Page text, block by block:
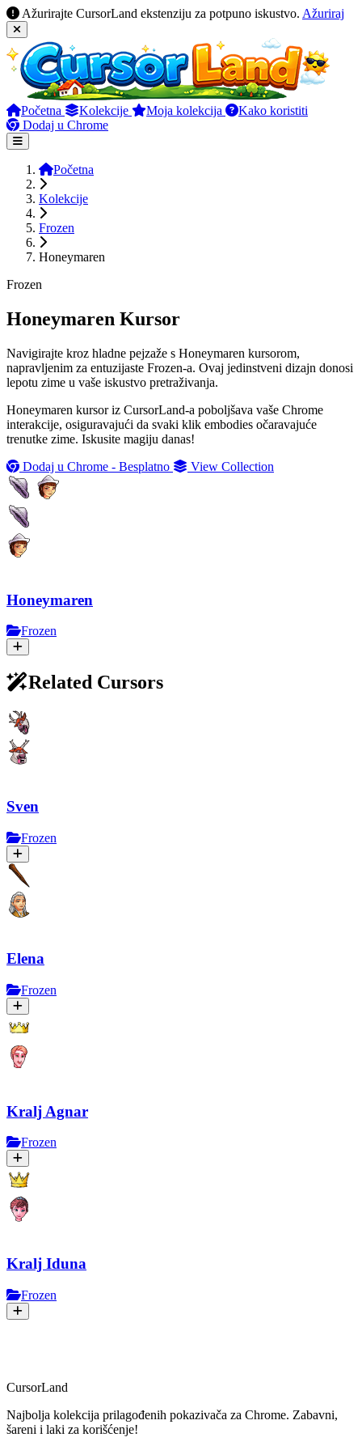
Ažurirajte CursorLand ekstenziju za potpuno iskustvo. Ažuriraj
Početna Kolekcije Moja kolekcija
Kako koristiti
Dodaj u Chrome
Početna
Kolekcije
Frozen
Honeymaren
Frozen
Honeymaren Kursor
Navigirajte kroz hladne pejzaže s Honeymaren kursorom,
napravljenim za entuzijaste Frozen-a. Ovaj jedinstveni dizajn donosi
lepotu zime u vaše iskustvo pretraživanja.
Honeymaren kursor iz CursorLand-a poboljšava vaše Chrome
interakcije, osiguravajući da svaki klik embodies očaravajuće
trenutke zime. Iskusite magiju danas!
Dodaj u Chrome - Besplatno
View Collection
Honeymaren
Frozen
Related Cursors
Sven
Frozen
Elena
Frozen
Kralj Agnar
Frozen
Kralj Iduna
Frozen
CursorLand
Najbolja kolekcija prilagođenih pokazivača za Chrome. Zabavni,
šareni i laki za korišćenje!